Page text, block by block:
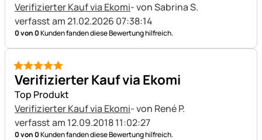
Verifizierter Kauf via Ekomi- von Sabrina S.
verfasst am 21.02.2026 07:38:14
0 von 0Kunden fanden diese Bewertung hilfreich.
5 von 5
Verifizierter Kauf via Ekomi
Top Produkt
Verifizierter Kauf via Ekomi- von René P.
verfasst am 12.09.2018 11:02:27
0 von 0Kunden fanden diese Bewertung hilfreich.